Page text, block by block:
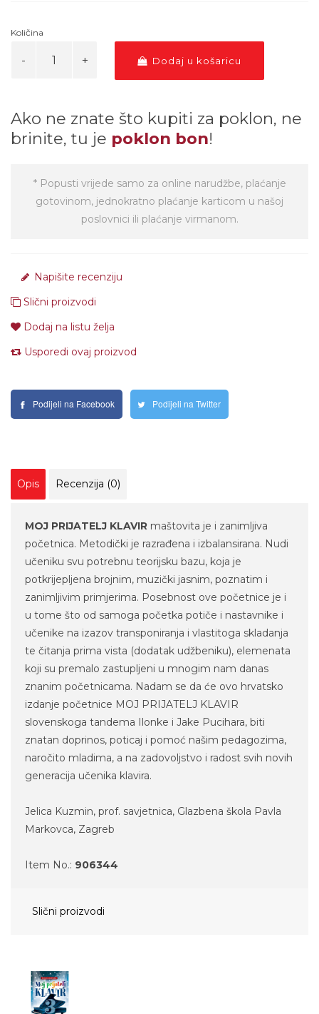
Količina
Dodaj u košaricu
Ako ne znate što kupiti za poklon, ne
brinite, tu je poklon bon!
* Popusti vrijede samo za online narudžbe, plaćanje
gotovinom, jednokratno plaćanje karticom u našoj
poslovnici ili plaćanje virmanom.
Napišite recenziju
Slični proizvodi
Dodaj na listu želja
Usporedi ovaj proizvod
Podijeli na Facebook Podijeli na Twitter
Opis Recenzija (0)
MOJ PRIJATELJ KLAVIR maštovita je i zanimljiva
početnica. Metodički je razrađena i izbalansirana. Nudi
učeniku svu potrebnu teorijsku bazu, koja je
potkrijepljena brojnim, muzički jasnim, poznatim i
zanimljivim primjerima. Posebnost ove početnice je i
u tome što od samoga početka potiče i nastavnike i
učenike na izazov transponiranja i vlastitoga skladanja
te čitanja prima vista (dodatak udžbeniku), elemenata
koji su premalo zastupljeni u mnogim nam danas
znanim početnicama. Nadam se da će ovo hrvatsko
izdanje početnice MOJ PRIJATELJ KLAVIR
slovenskoga tandema Ilonke i Jake Pucihara, biti
znatan doprinos, poticaj i pomoć našim pedagozima,
naročito mladima, a na zadovoljstvo i radost svih novih
generacija učenika klavira.
Jelica Kuzmin, prof. savjetnica, Glazbena škola Pavla
Markovca, Zagreb
Item No.: 906344
Slični proizvodi